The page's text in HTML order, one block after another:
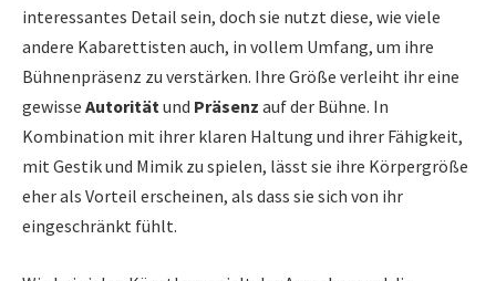
interessantes Detail sein, doch sie nutzt diese, wie viele
andere Kabarettisten auch, in vollem Umfang, um ihre
Bühnenpräsenz zu verstärken. Ihre Größe verleiht ihr eine
gewisse Autoritätund Präsenz auf der Bühne. In
Kombination mit ihrer klaren Haltung und ihrer Fähigkeit,
mit Gestik und Mimik zu spielen, lässt sie ihre Körpergröße
eher als Vorteil erscheinen, als dass sie sich von ihr
eingeschränkt fühlt.